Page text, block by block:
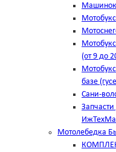
(от 9 до
базе
Сани-
Мотолебедка